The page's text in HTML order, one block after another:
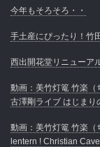
今年もそろそろ・・
手土産にぴったり！竹
西出開花堂リニューア
動画：美竹灯篭 竹楽
古澤剛ライブ はじまり
動画：美竹灯篭 竹楽
lentern ! Christian